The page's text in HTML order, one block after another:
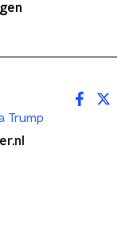
Trump